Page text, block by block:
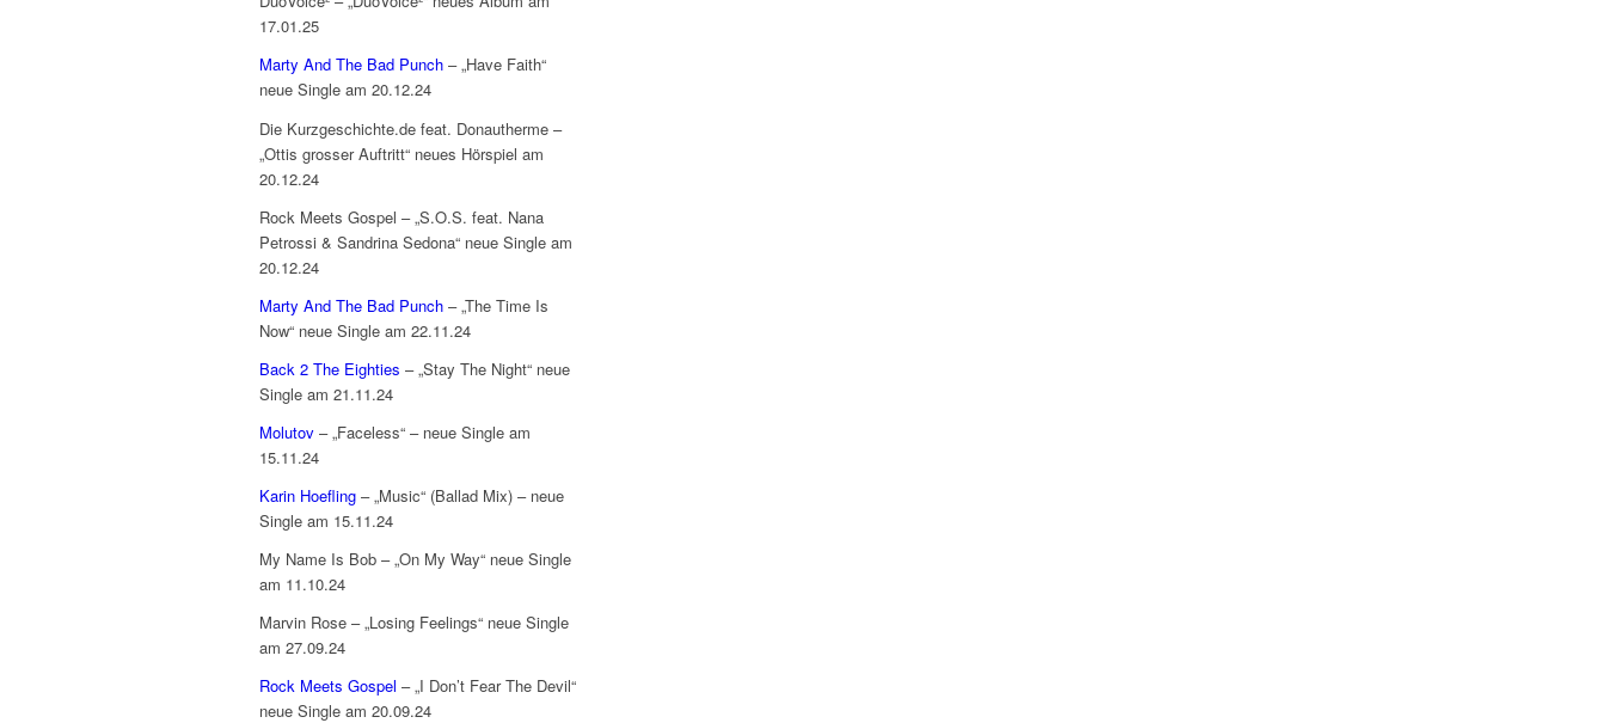
17.01.25
Marty And The Bad Punch – „Have Faith“
neue Single am 20.12.24
Die Kurzgeschichte.de feat. Donautherme –
„Ottis grosser Auftritt“ neues Hörspiel am
20.12.24
Rock Meets Gospel – „S.O.S. feat. Nana
Petrossi & Sandrina Sedona“ neue Single am
20.12.24
Marty And The Bad Punch – „The Time Is
Now“ neue Single am 22.11.24
Back 2 The Eighties – „Stay The Night“ neue
Single am 21.11.24
Molutov – „Faceless“ – neue Single am
15.11.24
Karin Hoefling – „Music“ (Ballad Mix) – neue
Single am 15.11.24
My Name Is Bob – „On My Way“ neue Single
am 11.10.24
Marvin Rose – „Losing Feelings“ neue Single
am 27.09.24
Rock Meets Gospel – „I Don’t Fear The Devil“
neue Single am 20.09.24